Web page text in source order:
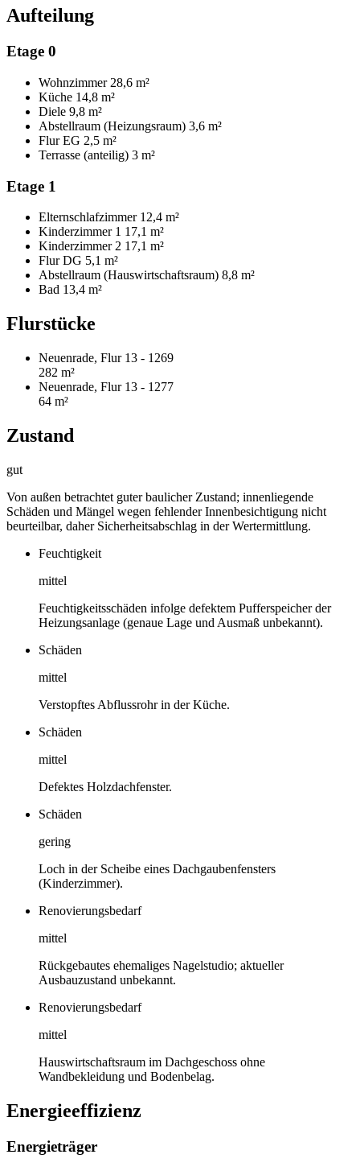
Aufteilung
Etage 0
Wohnzimmer 28,6 m²
Küche 14,8 m²
Diele 9,8 m²
Abstellraum (Heizungsraum) 3,6 m²
Flur EG 2,5 m²
Terrasse (anteilig) 3 m²
Etage 1
Elternschlafzimmer 12,4 m²
Kinderzimmer 1 17,1 m²
Kinderzimmer 2 17,1 m²
Flur DG 5,1 m²
Abstellraum (Hauswirtschaftsraum) 8,8 m²
Bad 13,4 m²
Flurstücke
Neuenrade, Flur 13 - 1269
282 m²
Neuenrade, Flur 13 - 1277
64 m²
Zustand
gut
Von außen betrachtet guter baulicher Zustand; innenliegende
Schäden und Mängel wegen fehlender Innenbesichtigung nicht
beurteilbar, daher Sicherheitsabschlag in der Wertermittlung.
Feuchtigkeit
mittel
Feuchtigkeitsschäden infolge defektem Pufferspeicher der
Heizungsanlage (genaue Lage und Ausmaß unbekannt).
Schäden
mittel
Verstopftes Abflussrohr in der Küche.
Schäden
mittel
Defektes Holzdachfenster.
Schäden
gering
Loch in der Scheibe eines Dachgaubenfensters
(Kinderzimmer).
Renovierungsbedarf
mittel
Rückgebautes ehemaliges Nagelstudio; aktueller
Ausbauzustand unbekannt.
Renovierungsbedarf
mittel
Hauswirtschaftsraum im Dachgeschoss ohne
Wandbekleidung und Bodenbelag.
Energieeffizienz
Energieträger